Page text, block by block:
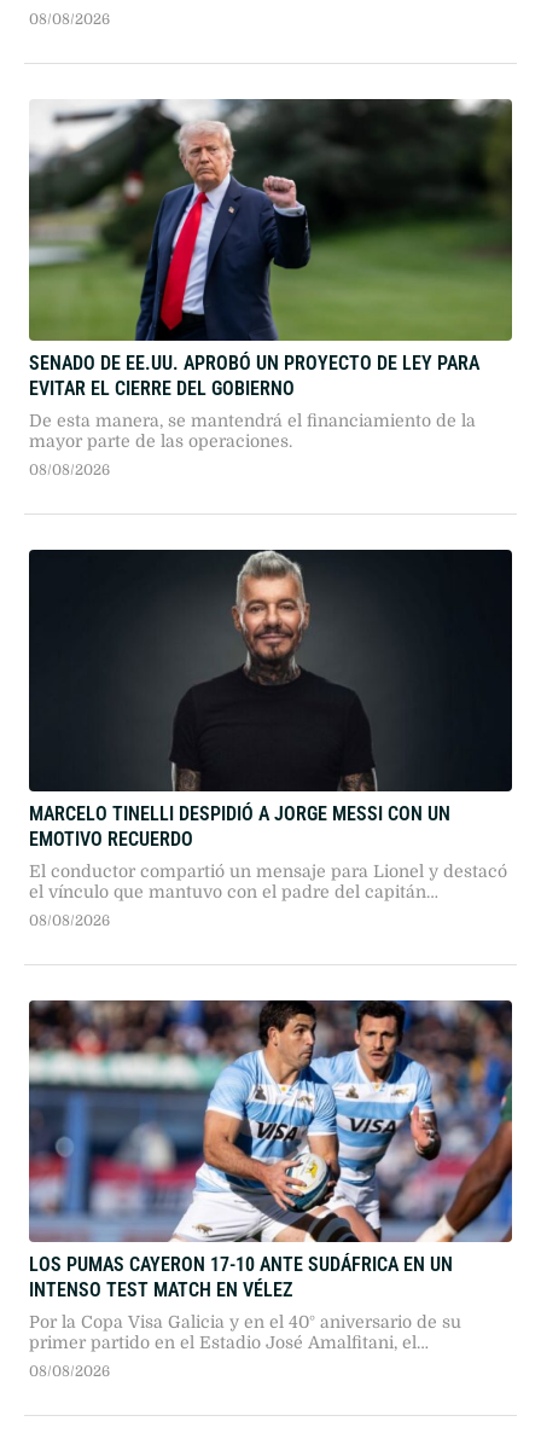
que había tenido en este Torneo Clausura
08/08/2026
SENADO DE EE.UU. APROBÓ UN PROYECTO DE LEY PARA
EVITAR EL CIERRE DEL GOBIERNO
De esta manera, se mantendrá el financiamiento de la
mayor parte de las operaciones.
08/08/2026
MARCELO TINELLI DESPIDIÓ A JORGE MESSI CON UN
EMOTIVO RECUERDO
El conductor compartió un mensaje para Lionel y destacó
el vínculo que mantuvo con el padre del capitán
argentino.
08/08/2026
LOS PUMAS CAYERON 17-10 ANTE SUDÁFRICA EN UN
INTENSO TEST MATCH EN VÉLEZ
Por la Copa Visa Galicia y en el 40° aniversario de su
primer partido en el Estadio José Amalfitani, el
seleccionado argentino dio pelea ante los bicampeones
08/08/2026